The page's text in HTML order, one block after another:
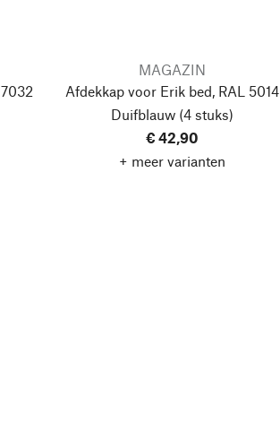
MAGAZIN
Afdekkap voor Erik bed, RAL 5014
Duifblauw(4 stuks)
€ 42,90
+ meer varianten